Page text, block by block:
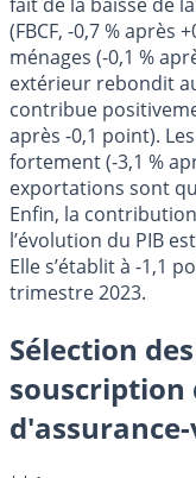
(FBCF, -0,7 % après
ménages (-0,1 %
extérieur rebondit
contribue
après -0,1 point).
fortement (-3,1 %
exportations sont
Enfin, la
l’évolution du PIB
Elle s’établit à -1,1
trimestre 2023.
Sélection
souscription